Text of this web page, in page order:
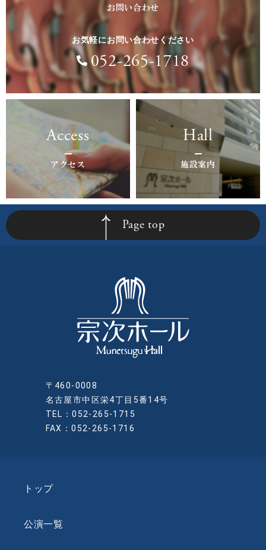
お問い合わせ
お気軽にお問い合わせください
052-265-1718
Access
アクセス
Hall
施設案内
Page top
〒460-0008
名古屋市中区栄4丁目5番14号
TEL：052-265-1715
FAX：052-265-1716
トップ
公演一覧